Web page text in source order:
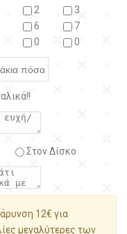
2
3
6
7
0 0
Στον Δίσκο
12€ για
μεγαλύτερες των